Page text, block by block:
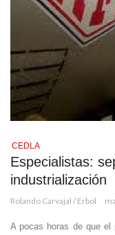
CEDLA
Especialistas:
industrialización
Rolando Carvajal / Erbol
A pocas horas de que el